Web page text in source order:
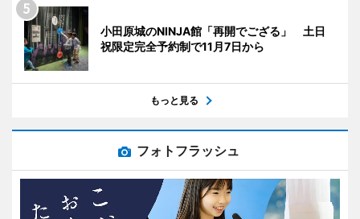
小田原城のNINJA館「再開でござる」 土日
祝限定完全予約制で11月7日から
もっと見る
フォトフラッシュ